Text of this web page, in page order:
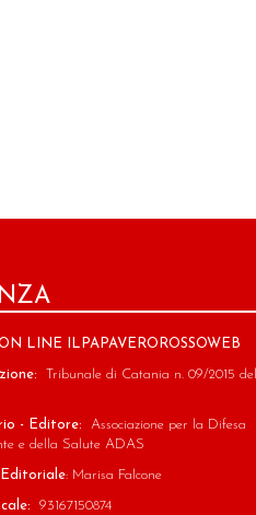
ON LINE ILPAPAVEROROSSOWEB
Tribunale di Catania n. 09/2015
- Editore: Associazione per la Difesa
e della Salute ADAS
: Marisa Falcone
93167150874